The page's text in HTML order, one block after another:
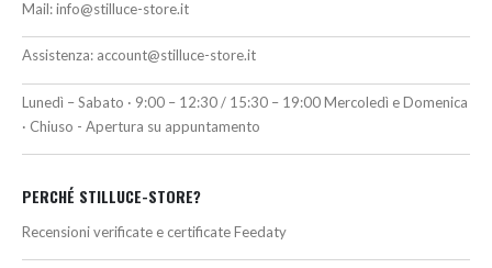
Mail:info@stilluce-store.it
Assistenza: account@stilluce-store.it
Lunedì – Sabato · 9:00 – 12:30 / 15:30 – 19:00 Mercoledì e Domenica
· Chiuso - Apertura su appuntamento
PERCHÉ STILLUCE-STORE?
Recensioni verificate e certificate Feedaty